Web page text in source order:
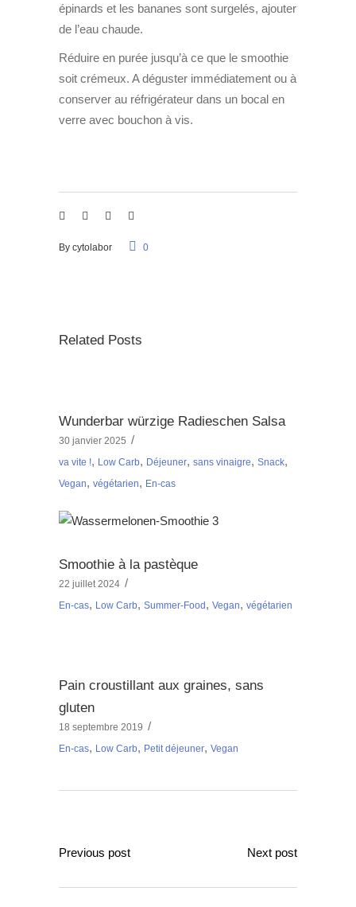
épinards et les bananes sont surgelés, ajouter
de l’eau chaude.
Réduire en purée jusqu’à ce que le smoothie
soit crémeux. A déguster immédiatement ou à
conserver au réfrigérateur dans un bocal en
verre avec bouchon à vis.
By cytolabor 0
Related Posts
Wunderbar würzige Radieschen Salsa
30 janvier 2025
va vite !, Low Carb, Déjeuner, sans vinaigre, Snack,
Vegan, végétarien, En-cas
Smoothie à la pastèque
22 juillet 2024
En-cas, Low Carb, Summer-Food , Vegan, végétarien
Pain croustillant aux graines, sans
gluten
18 septembre 2019
En-cas, Low Carb, Petit déjeuner, Vegan
Previous post Next post